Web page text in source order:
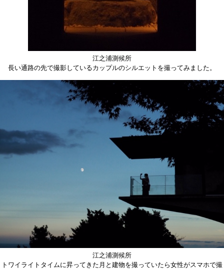
江之浦測候所
長い通路の先で撮影しているカップルのシルエットを撮ってみました。
江之浦測候所
トワイライトタイムに昇ってきた月と建物を撮っていたら女性がスマホで撮